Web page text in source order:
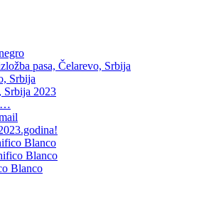
pasa, Čelarevo, Srbija
Srbija
Srbija 2023
Blanco
Blanco
Blanco